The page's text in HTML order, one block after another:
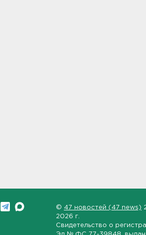
© 47 новостей (47 news)
2026 г.
Свидетельство о